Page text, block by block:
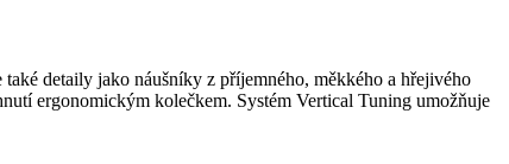
detaily jako náušníky z příjemného, měkkého a hřejivého
ergonomickým kolečkem. Systém Vertical Tuning umožňuje